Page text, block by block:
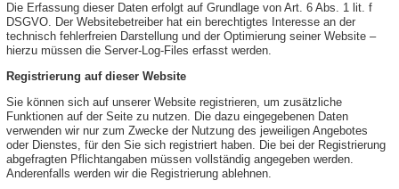
Die Erfassung dieser Daten erfolgt auf Grundlage von Art. 6 Abs. 1 lit. f
DSGVO. Der Websitebetreiber hat ein berechtigtes Interesse an der
technisch fehlerfreien Darstellung und der Optimierung seiner Website –
hierzu müssen die Server-Log-Files erfasst werden.
Registrierung auf dieser Website
Sie können sich auf unserer Website registrieren, um zusätzliche
Funktionen auf der Seite zu nutzen. Die dazu eingegebenen Daten
verwenden wir nur zum Zwecke der Nutzung des jeweiligen Angebotes
oder Dienstes, für den Sie sich registriert haben. Die bei der Registrierung
abgefragten Pflichtangaben müssen vollständig angegeben werden.
Anderenfalls werden wir die Registrierung ablehnen.